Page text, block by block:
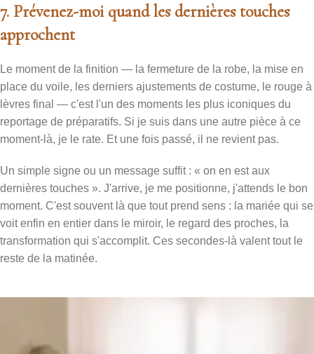
7. Prévenez-moi quand les dernières touches
approchent
Le moment de la finition — la fermeture de la robe, la mise en
place du voile, les derniers ajustements de costume, le rouge à
lèvres final — c'est l'un des moments les plus iconiques du
reportage de préparatifs. Si je suis dans une autre pièce à ce
moment-là, je le rate. Et une fois passé, il ne revient pas.
Un simple signe ou un message suffit : « on en est aux
dernières touches ». J'arrive, je me positionne, j'attends le bon
moment. C'est souvent là que tout prend sens : la mariée qui se
voit enfin en entier dans le miroir, le regard des proches, la
transformation qui s'accomplit. Ces secondes-là valent tout le
reste de la matinée.